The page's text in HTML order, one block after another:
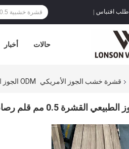
طلب اقتباس
أخبار حالات
قشرة خشب الجوز الأمريكي ODM الجوز الطبيعي القشرة 0.5 مم قلم رصاص استخدام قطع الأثاث